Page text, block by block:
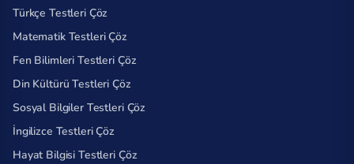
Türkçe Testleri Çöz
Matematik Testleri Çöz
Fen Bilimleri Testleri Çöz
Din Kültürü Testleri Çöz
Sosyal Bilgiler Testleri Çöz
İngilizce Testleri Çöz
Hayat Bilgisi Testleri Çöz